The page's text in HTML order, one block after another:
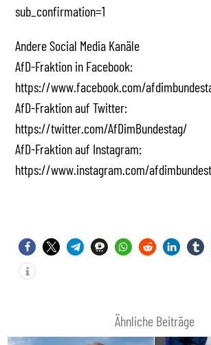
sub_confirmation=1
Andere Social Media Kanäle
AfD-Fraktion in Facebook:
https://www.facebook.com/
AfD-Fraktion auf Twitter:
https://twitter.com/AfDimBundestag/
AfD-Fraktion auf Instagram:
https://www.instagram.com/
Ähnliche Beiträge